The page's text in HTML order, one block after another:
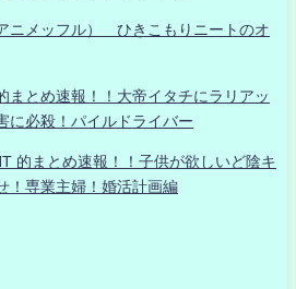
ニメッフル） ひきこもりニートのオ
まとめ速報！！大帝イタチにラリアッ
に必殺！パイルドライバー
的まとめ速報！！子供が欲しいど陰キ
！専業主婦！婚活計画編